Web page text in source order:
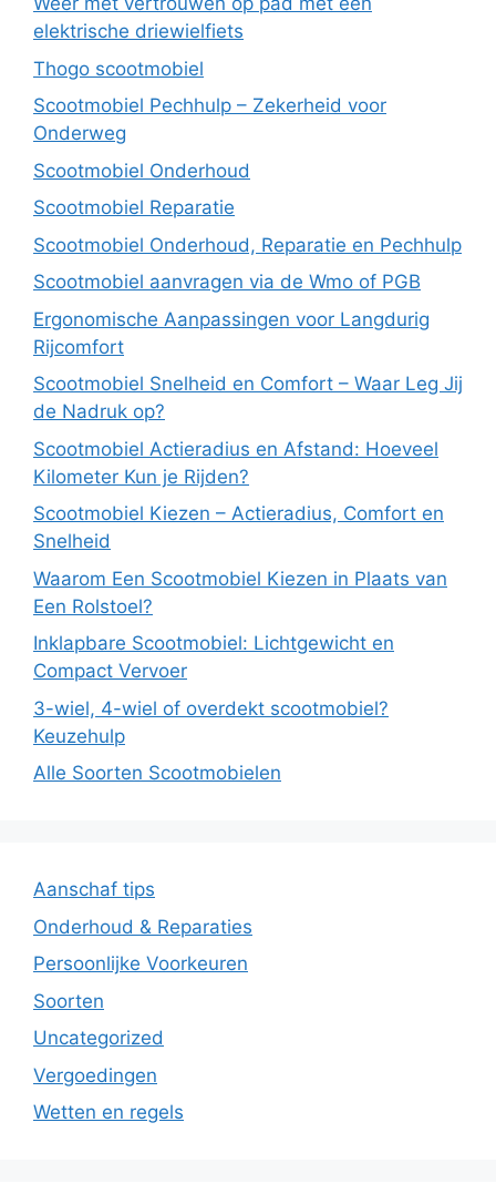
elektrische driewielfiets
Thogo scootmobiel
Scootmobiel Pechhulp – Zekerheid voor
Onderweg
Scootmobiel Onderhoud
Scootmobiel Reparatie
Scootmobiel Onderhoud, Reparatie en Pechhulp
Scootmobiel aanvragen via de Wmo of PGB
Ergonomische Aanpassingen voor Langdurig
Rijcomfort
Scootmobiel Snelheid en Comfort – Waar Leg Jij
de Nadruk op?
Scootmobiel Actieradius en Afstand: Hoeveel
Kilometer Kun je Rijden?
Scootmobiel Kiezen – Actieradius, Comfort en
Snelheid
Waarom Een Scootmobiel Kiezen in Plaats van
Een Rolstoel?
Inklapbare Scootmobiel: Lichtgewicht en
Compact Vervoer
3-wiel, 4-wiel of overdekt scootmobiel?
Keuzehulp
Alle Soorten Scootmobielen
Aanschaf tips
Onderhoud & Reparaties
Persoonlijke Voorkeuren
Soorten
Uncategorized
Vergoedingen
Wetten en regels